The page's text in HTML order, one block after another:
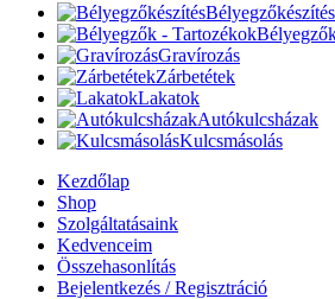
Bélyegzőkészítés
Gravírozás
Zárbetétek
Lakatok
Autókulcsházak
Kulcsmásolás
Kezdőlap
Shop
Szolgáltatásaink
Kedvenceim
Összehasonlítás
Bejelentkezés / Regisztráció